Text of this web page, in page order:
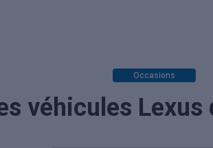
Occasions
véhicules Lexus